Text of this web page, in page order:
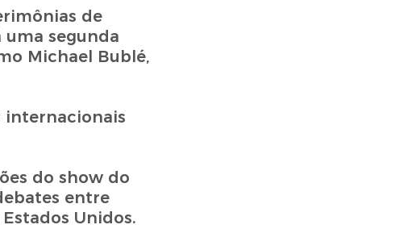
de
uma segunda
Michael Bublé,
internacionais
do show do
entre
Unidos.